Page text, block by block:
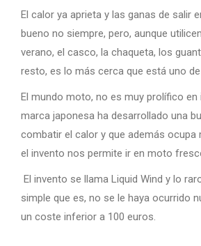
El calor ya aprieta y las ganas de salir
bueno no siempre, pero, aunque
verano, el casco, la chaqueta, los
resto, es lo más cerca que está uno
El mundo moto, no es muy prolífico en
marca japonesa ha desarrollado una
combatir el calor y que además ocupa
el invento nos permite ir en moto
El invento se llama Liquid Wind y lo
simple que es, no se le haya ocurrido
un coste inferior a 100 euros.